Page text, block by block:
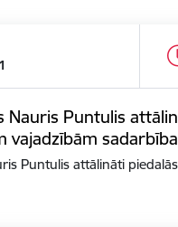
Puntulis
vajadzībām
Puntulis attālināti